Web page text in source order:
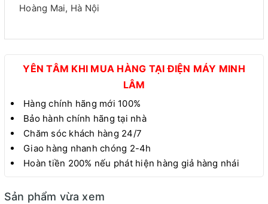
Hoàng Mai, Hà Nội
YÊN TÂM KHI MUA HÀNG TẠI ĐIỆN MÁY MINH
LÂM
Hàng chính hãng mới 100%
Bảo hành chính hãng tại nhà
Chăm sóc khách hàng 24/7
Giao hàng nhanh chóng 2-4h
Hoàn tiền 200% nếu phát hiện hàng giả hàng nhái
Sản phẩm vừa xem